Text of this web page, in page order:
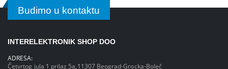
Budimo u kontaktu
INTERELEKTRONIK SHOP DOO
ADRESA:
Četvrtog jula 1 prilaz 5a,11307 Beograd-Grocka-Boleč